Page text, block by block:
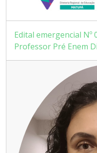
Edital emergencial Nº
Professor Pré Enem